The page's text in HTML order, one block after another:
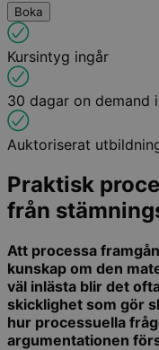
Boka
Kursintyg ingår
30 dagar on demand
Auktoriserat
Praktisk
från
Att processa
kunskap om den
väl inlästa blir det
skicklighet som gör
hur processuella
argumentationen